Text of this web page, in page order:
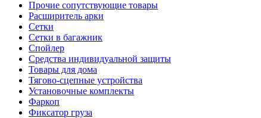
Прочие сопутствующие товары
Расширитель арки
Сетки
Сетки в багажник
Спойлер
Средства индивидуальной защиты
Товары для дома
Тягово-сцепные устройства
Установочные комплекты
Фаркоп
Фиксатор груза